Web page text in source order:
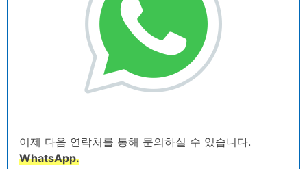
이제 다음 연락처를 통해 문의하실 수 있습니다.
WhatsApp.